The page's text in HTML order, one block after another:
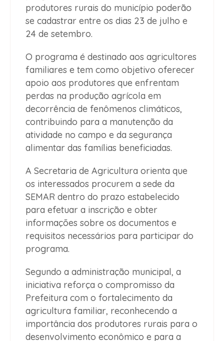
produtores rurais do município poderão
se cadastrar entre os dias 23 de julho e
24 de setembro.
O programa é destinado aos agricultores
familiares e tem como objetivo oferecer
apoio aos produtores que enfrentam
perdas na produção agrícola em
decorrência de fenômenos climáticos,
contribuindo para a manutenção da
atividade no campo e da segurança
alimentar das famílias beneficiadas.
A Secretaria de Agricultura orienta que
os interessados procurem a sede da
SEMAR dentro do prazo estabelecido
para efetuar a inscrição e obter
informações sobre os documentos e
requisitos necessários para participar do
programa.
Segundo a administração municipal, a
iniciativa reforça o compromisso da
Prefeitura com o fortalecimento da
agricultura familiar, reconhecendo a
importância dos produtores rurais para o
desenvolvimento econômico e para a